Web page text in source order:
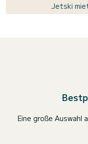
Jetski
Eine große Auswahl